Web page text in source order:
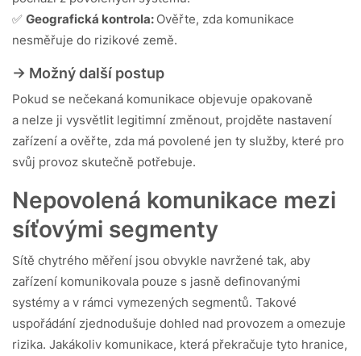
✅ Geografická kontrola: Ověřte, zda komunikace
nesměřuje do rizikové země.
-> Možný další postup
Pokud se nečekaná komunikace objevuje opakovaně
a nelze ji vysvětlit legitimní změnout, projděte nastavení
zařízení a ověřte, zda má povolené jen ty služby, které pro
svůj provoz skutečně potřebuje.
Nepovolená komunikace mezi
síťovými segmenty
Sítě chytrého měření jsou obvykle navržené tak, aby
zařízení komunikovala pouze s jasně definovanými
systémy a v rámci vymezených segmentů. Takové
uspořádání zjednodušuje dohled nad provozem a omezuje
rizika. Jakákoliv komunikace, která překračuje tyto hranice,